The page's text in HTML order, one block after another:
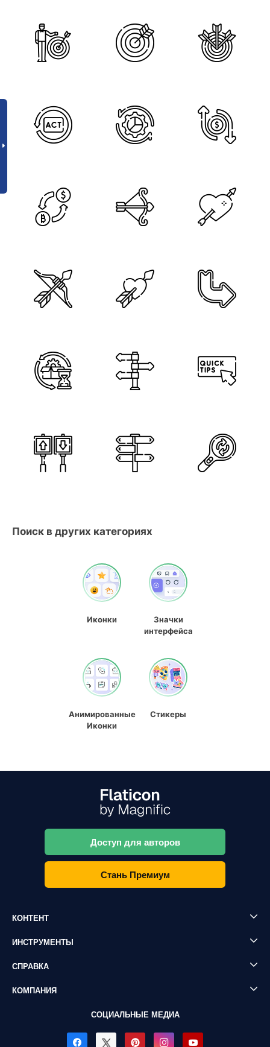
Поиск в других категориях
Иконки
Значки
интерфейса
Анимированные
Иконки
Стикеры
Доступ для авторов
Стань Премиум
КОНТЕНТ
ИНСТРУМЕНТЫ
СПРАВКА
КОМПАНИЯ
СОЦИАЛЬНЫЕ МЕДИА